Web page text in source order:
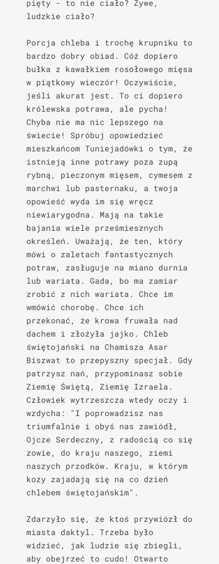
pięty - to nie ciało? Żywe,
ludzkie ciało?
Porcja chleba i trochę krupniku to
bardzo dobry obiad. Cóż dopiero
bułka z kawałkiem rosołowego mięsa
w piątkowy wieczór! Oczywiście,
jeśli akurat jest. To ci dopiero
królewska potrawa, ale pycha!
Chyba nie ma nic lepszego na
świecie! Spróbuj opowiedzieć
mieszkańcom Tuniejadówki o tym, że
istnieją inne potrawy poza zupą
rybną, pieczonym mięsem, cymesem z
marchwi lub pasternaku, a twoja
opowieść wyda im się wręcz
niewiarygodna. Mają na takie
bajania wiele prześmiesznych
określeń. Uważają, że ten, który
mówi o zaletach fantastycznych
potraw, zasługuje na miano durnia
lub wariata. Gada, bo ma zamiar
zrobić z nich wariata. Chce im
wmówić chorobę. Chce ich
przekonać, że krowa fruwała nad
dachem i złożyła jajko. Chleb
świętojański na Chamisza Asar
Biszwat to przepyszny specjał. Gdy
patrzysz nań, przypominasz sobie
Ziemię Świętą, Ziemię Izraela.
Człowiek wytrzeszcza wtedy oczy i
wzdycha: "I poprowadzisz nas
triumfalnie i obyś nas zawiódł,
Ojcze Serdeczny, z radością co się
zowie, do kraju naszego, ziemi
naszych przodków. Kraju, w którym
kozy zajadają się na co dzień
chlebem świętojańskim".
Zdarzyło się, że ktoś przywiózł do
miasta daktyl. Trzeba było
widzieć, jak ludzie się zbiegli,
aby obejrzeć to cudo! Otwarto